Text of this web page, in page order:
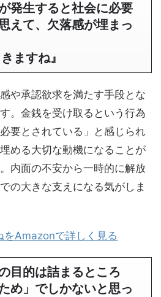
発生すると社会に必要
えて、欠落感が埋まっ
ますね』
や承認欲求を満たす手段とな
。金銭を受け取るという行為
要とされている」と感じられ
める大切な動機になることが
内面の不安から一時的に解放
の大きな支えになる気がしま
をAmazonで詳しく見る
目的は詰まるところ
め」でしかないと思っ